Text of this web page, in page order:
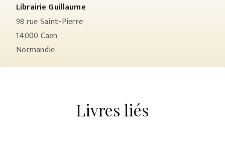
Librairie Guillaume
98 rue Saint-Pierre
14000 Caen
Normandie
Livres liés